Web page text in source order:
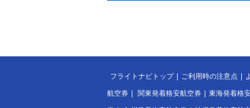
フライトナビトップ ご利用時の注意点
航空券 関東発着格安航空券 東海発着格